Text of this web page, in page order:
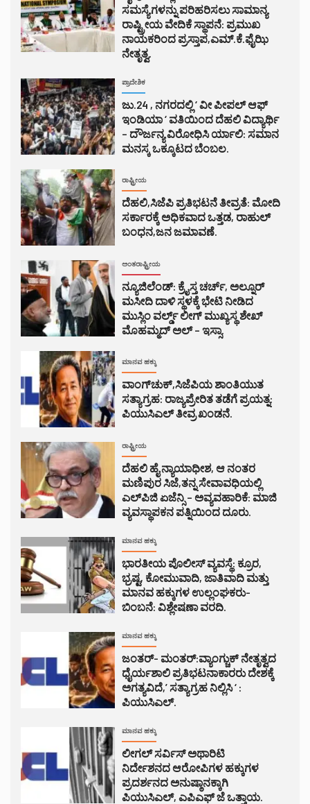
ಸಮಸ್ಯೆಗಳನ್ನು ಪರಿಹರಿಸಲು ಸಾಮಾನ್ಯ
ರಾಷ್ಟ್ರೀಯ ವೇದಿಕೆ ಸ್ಥಾಪನೆ: ಪ್ರಮುಖ
ನಾಯಕರಿಂದ ಪ್ರಸ್ತಾಪ,ಎಮ್.ಕೆ.ಫೈಝಿ
ನೇತೃತ್ವ.
ಪ್ರಾದೇಶಿಕ
ಜು.24 , ನಗರದಲ್ಲಿ ‘ ವೀ ಪೀಪಲ್ ಆಫ್
ಇಂಡಿಯಾ ‘ ವತಿಯಿಂದ ದೆಹಲಿ ವಿದ್ಯಾರ್ಥಿ
– ದೌರ್ಜನ್ಯ ವಿರೋಧಿಸಿ ರ್ಯಾಲಿ: ಸಮಾನ
ಮನಸ್ಕ ಒಕ್ಕೂಟದ ಬೆಂಬಲ.
ರಾಷ್ಟ್ರೀಯ
ದೆಹಲಿ,ಸಿಜೆಪಿ ಪ್ರತಿಭಟನೆ ತೀವ್ರತೆ: ಮೋದಿ
ಸರ್ಕಾರಕ್ಕೆ ಅಧಿಕವಾದ ಒತ್ತಡ, ರಾಹುಲ್
ಬಂಧನ,ಜನ ಜಮಾವಣೆ.
ಅಂತರಾಷ್ಟ್ರೀಯ
ನ್ಯೂಜಿಲೆಂಡ್: ಕ್ರೈಸ್ತ ಚರ್ಚ್, ಅಲ್ನೂರ್
ಮಸೀದಿ ದಾಳಿ ಸ್ಥಳಕ್ಕೆ ಭೇಟಿ ನೀಡಿದ
ಮುಸ್ಲಿಂ ವರ್ಲ್ಡ್ ಲೀಗ್ ಮುಖ್ಯಸ್ಥ ಶೇಖ್
ಮೊಹಮ್ಮದ್ ಅಲ್ – ಇಸ್ಸಾ.
ಮಾನವ ಹಕ್ಕು
ವಾಂಗ್‌ಚುಕ್,ಸಿಜೆಪಿಯ ಶಾಂತಿಯುತ
ಸತ್ಯಾಗ್ರಹ: ರಾಜ್ಯಪ್ರೇರಿತ ತಡೆಗೆ ಪ್ರಯತ್ನ:
ಪಿಯುಸಿಎಲ್ ತೀವ್ರ ಖಂಡನೆ.
ರಾಷ್ಟ್ರೀಯ
ದೆಹಲಿ ಹೈ ನ್ಯಾಯಾಧೀಶ, ಆ ನಂತರ
ಮಣಿಪುರ ಸಿಜೆ,ತನ್ನ ಸೇವಾವಧಿಯಲ್ಲಿ
ಎಲ್‌ಪಿಜಿ ಏಜೆನ್ಸಿ – ಅವ್ಯವಹಾರಿಕೆ: ಮಾಜಿ
ವ್ಯವಸ್ಥಾಪಕನ ಪತ್ನಿಯಿಂದ ದೂರು.
ಮಾನವ ಹಕ್ಕು
ಭಾರತೀಯ ಪೊಲೀಸ್ ವ್ಯವಸ್ಥೆ: ಕ್ರೂರ,
ಭ್ರಷ್ಟ, ಕೋಮುವಾದಿ, ಜಾತಿವಾದಿ ಮತ್ತು
ಮಾನವ ಹಕ್ಕುಗಳ ಉಲ್ಲಂಘಕರು-
ಬಿಂಬನೆ: ವಿಶ್ಲೇಷಣಾ ವರದಿ.
ಮಾನವ ಹಕ್ಕು
ಜಂತರ್- ಮಂತರ್:ವ್ಯಾಂಗ್ಚುಕ್ ನೇತೃತ್ವದ
ಧೈರ್ಯಶಾಲಿ ಪ್ರತಿಭಟನಾಕಾರರು ದೇಶಕ್ಕೆ
ಅಗತ್ಯವಿದೆ,’ ಸತ್ಯಾಗ್ರಹ ನಿಲ್ಲಿಸಿ ‘ :
ಪಿಯುಸಿಎಲ್.
ಮಾನವ ಹಕ್ಕು
ಲೀಗಲ್ ಸರ್ವಿಸ್ ಅಥಾರಿಟಿ
ನಿರ್ದೇಶನದ ಆರೋಪಿಗಳ ಹಕ್ಕುಗಳ
ಪ್ರದರ್ಶನದ ಅನುಷ್ಠಾನಕ್ಕಾಗಿ
ಪಿಯುಸಿಎಲ್, ಎಪಿಎಫ್ ಜೆ ಒತ್ತಾಯ.